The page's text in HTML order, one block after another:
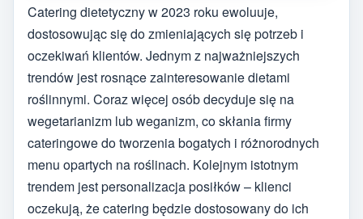
Catering dietetyczny w 2023 roku ewoluuje,
dostosowując się do zmieniających się potrzeb i
oczekiwań klientów. Jednym z najważniejszych
trendów jest rosnące zainteresowanie dietami
roślinnymi. Coraz więcej osób decyduje się na
wegetarianizm lub weganizm, co skłania firmy
cateringowe do tworzenia bogatych i różnorodnych
menu opartych na roślinach. Kolejnym istotnym
trendem jest personalizacja posiłków – klienci
oczekują, że catering będzie dostosowany do ich